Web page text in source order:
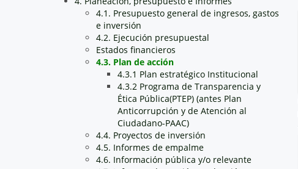
4.1. Presupuesto general de ingresos, gastos
e inversión
4.2. Ejecución presupuestal
Estados financieros
4.3. Plan de acción
4.3.1 Plan estratégico Institucional
4.3.2 Programa de Transparencia y
Ética Pública(PTEP) (antes Plan
Anticorrupción y de Atención al
Ciudadano-PAAC)
4.4. Proyectos de inversión
4.5. Informes de empalme
4.6. Información pública y/o relevante